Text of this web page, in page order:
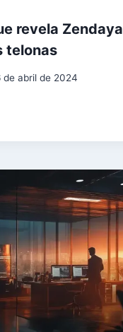
revela Zendaya
telonas
de abril de 2024